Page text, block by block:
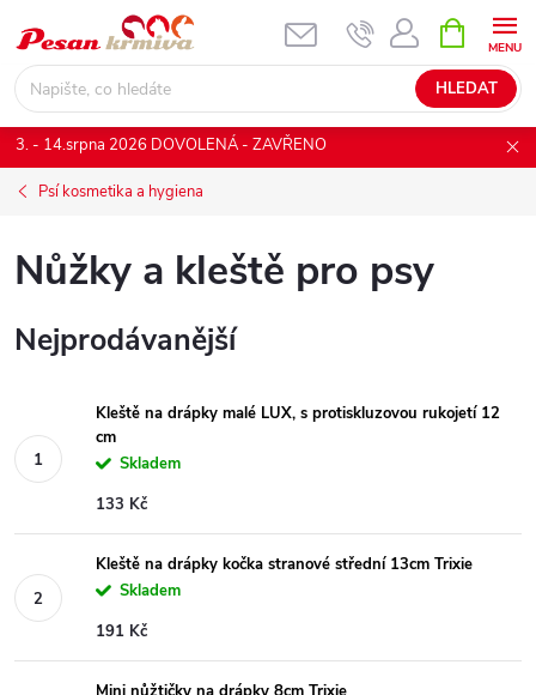
na
obsah
HLEDAT
NÁKUPNÍ
KOŠÍK
3. - 14.srpna 2026 DOVOLENÁ - ZAVŘENO
Psí kosmetika a hygiena
Nůžky a kleště pro psy
Nejprodávanější
Kleště na drápky malé LUX, s protiskluzovou rukojetí 12
cm
Skladem
133 Kč
Kleště na drápky kočka stranové střední 13cm Trixie
Skladem
191 Kč